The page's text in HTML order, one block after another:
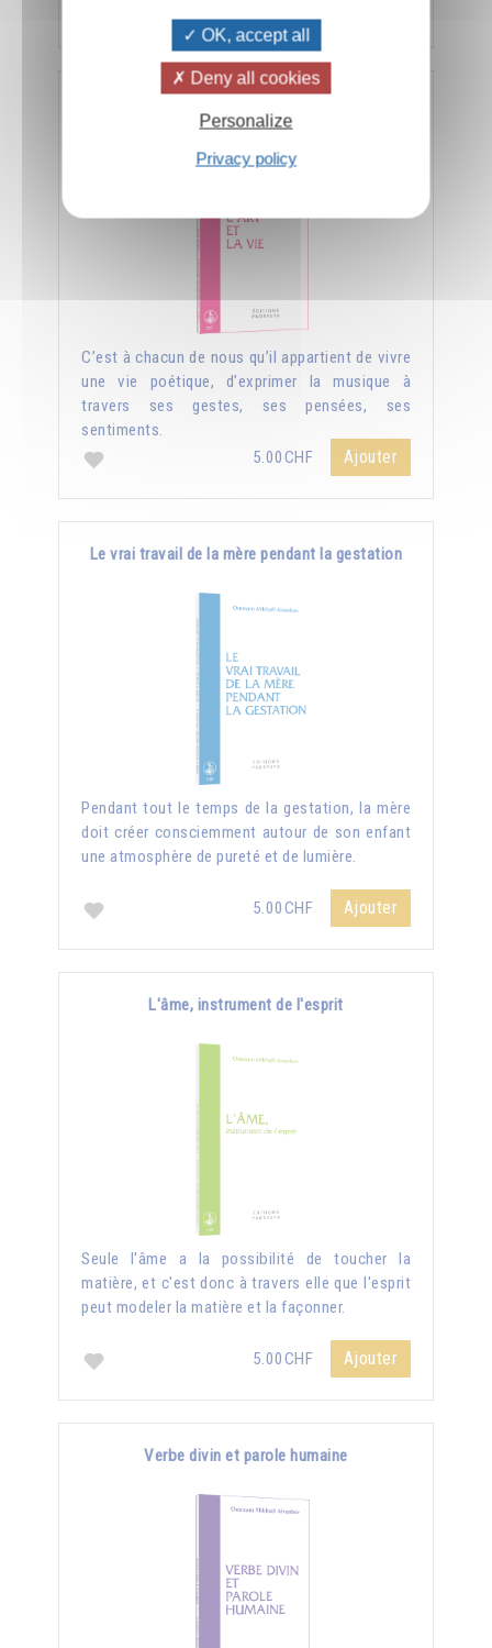
C’est à chacun de nous qu’il appartient de vivre
une vie poétique, d’exprimer la musique à
travers ses gestes, ses pensées, ses
sentiments.
5.00CHF
Ajouter
Le vrai travail de la mère pendant la gestation
Pendant tout le temps de la gestation, la mère
doit créer consciemment autour de son enfant
une atmosphère de pureté et de lumière.
5.00CHF Ajouter
L'âme, instrument de l'esprit
Seule l'âme a la possibilité de toucher la
matière, et c'est donc à travers elle que l'esprit
peut modeler la matière et la façonner.
5.00CHF Ajouter
Verbe divin et parole humaine
OK, accept all
Deny all cookies
Personalize
Privacy policy